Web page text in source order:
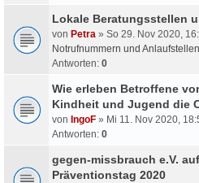
Lokale Beratungsstellen
von Petra » So 29. Nov 2020,
Notrufnummern und Anlaufstellen
Antworten: 0
Wie erleben Betroffene
Kindheit und Jugend die
von IngoF » Mi 11. Nov 2020,
Antworten: 0
gegen-missbrauch e.V.
Präventionstag 2020